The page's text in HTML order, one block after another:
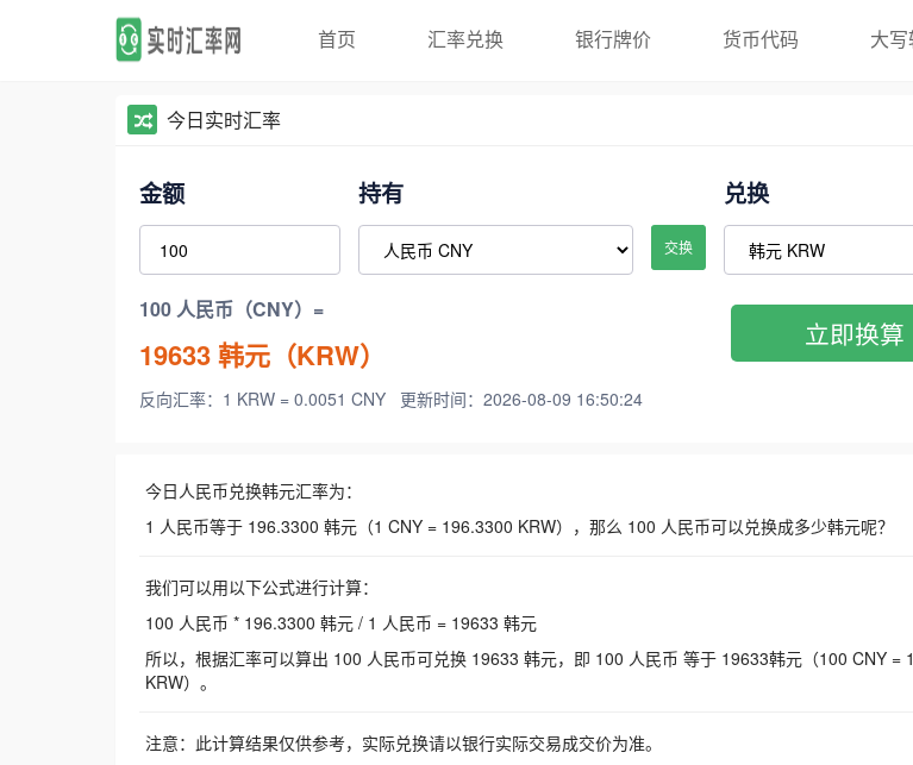
首页 汇率兑换 银行牌价 货币代码 大
今日实时汇率
金额 持有
交换
兑换
100 人民币（CNY）=
19633韩元（KRW）
反向汇率：1 KRW = 0.0051 CNY 更新时间：2026-08-09 16:50:24
立即换算
今日人民币兑换韩元汇率为：
1 人民币等于 196.3300 韩元（1 CNY = 196.3300 KRW），那么 100 人民币可以兑换成多少韩元呢？
我们可以用以下公式进行计算：
100 人民币 * 196.3300 韩元 / 1 人民币 = 19633 韩元
所以，根据汇率可以算出 100 人民币可兑换 19633 韩元，即 100 人民币 等于 19633韩元（100 CNY =
KRW）。
注意：此计算结果仅供参考，实际兑换请以银行实际交易成交价为准。